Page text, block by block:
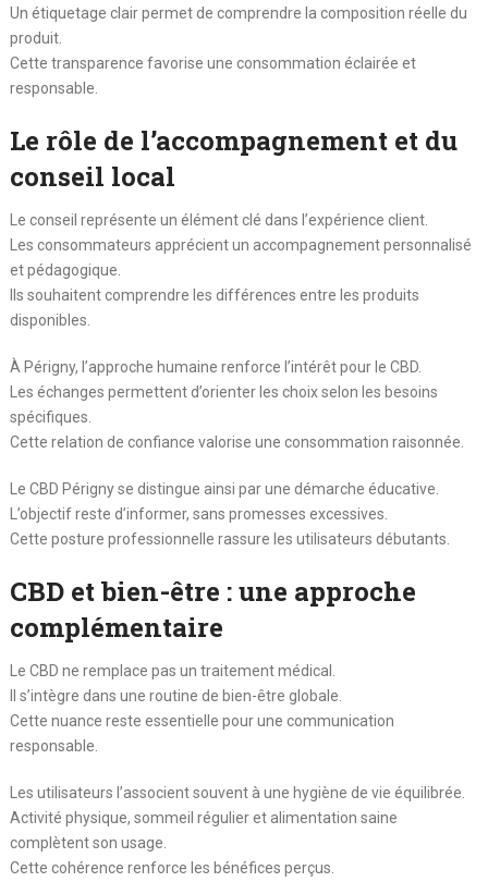
Un étiquetage clair permet de comprendre la composition réelle du
produit.
Cette transparence favorise une consommation éclairée et
responsable.
Le rôle de l’accompagnement et du
conseil local
Le conseil représente un élément clé dans l’expérience client.
Les consommateurs apprécient un accompagnement personnalisé
et pédagogique.
Ils souhaitent comprendre les différences entre les produits
disponibles.
À Périgny, l’approche humaine renforce l’intérêt pour le CBD.
Les échanges permettent d’orienter les choix selon les besoins
spécifiques.
Cette relation de confiance valorise une consommation raisonnée.
Le CBD Périgny se distingue ainsi par une démarche éducative.
L’objectif reste d’informer, sans promesses excessives.
Cette posture professionnelle rassure les utilisateurs débutants.
CBD et bien-être : une approche
complémentaire
Le CBD ne remplace pas un traitement médical.
Il s’intègre dans une routine de bien-être globale.
Cette nuance reste essentielle pour une communication
responsable.
Les utilisateurs l’associent souvent à une hygiène de vie équilibrée.
Activité physique, sommeil régulier et alimentation saine
complètent son usage.
Cette cohérence renforce les bénéfices perçus.